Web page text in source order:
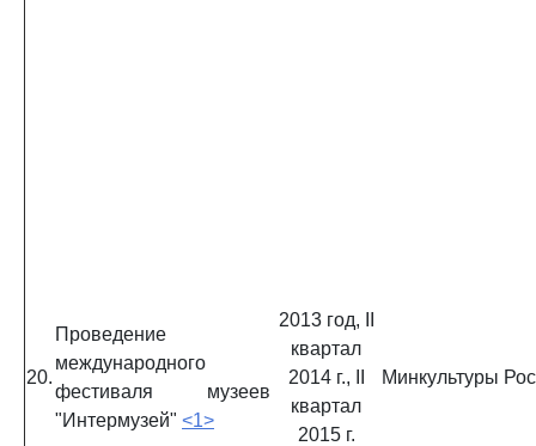
20.
Проведение
международного
фестиваля музеев
"Интермузей" <1>
2013 год, II
квартал
2014 г., II
квартал
2015 г.
Минкультуры